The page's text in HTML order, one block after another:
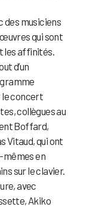
des musiciens
qui sont
les affinités.
d’un
le concert
collègues au
Boffard,
Vitaud, qui ont
en
sur le clavier.
avec
Akiko